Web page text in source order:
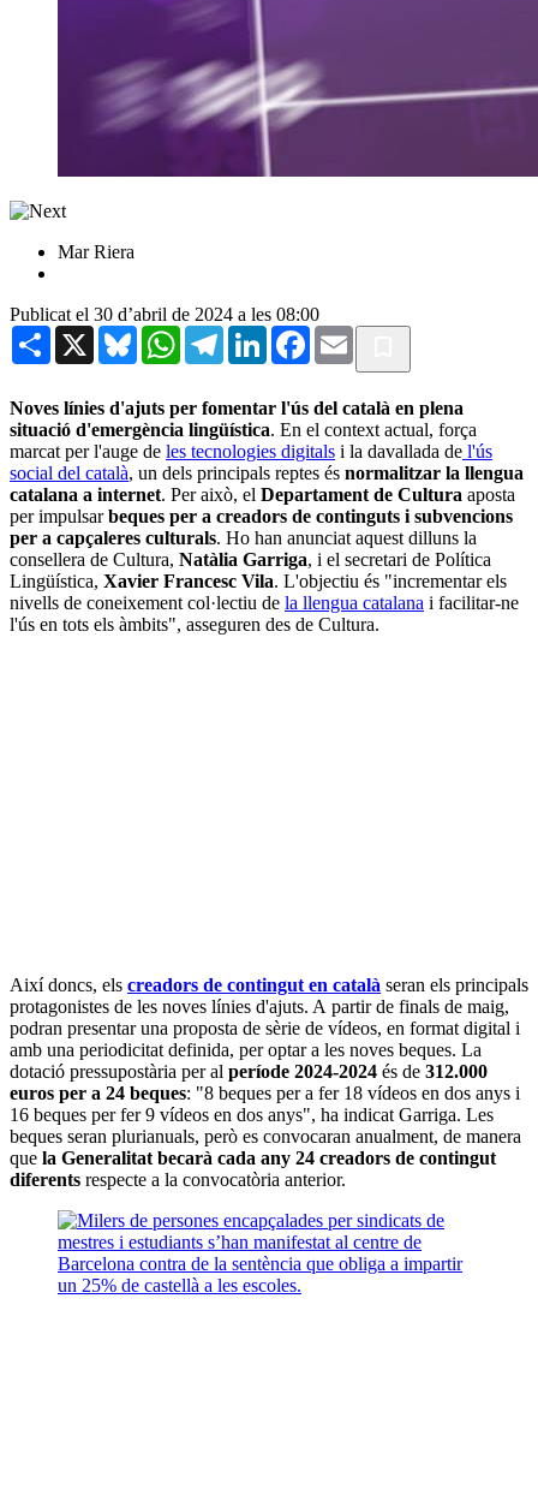
Mar Riera
Publicat el 30 d’abril de 2024 a les 08:00
Share X BlueskyWhatsAppTelegramLinkedInFacebook
Email
Noves línies d'ajuts per fomentar l'ús del català en plena
situació d'emergència lingüística. En el context actual, força
marcat per l'auge de les tecnologies digitals i la davallada de l'ús
social del català, un dels principals reptes és normalitzar la llengua
catalana a internet. Per això, el Departament de Cultura aposta
per impulsarbeques per a creadors de continguts i subvencions
per a capçaleres culturals. Ho han anunciat aquest dilluns la
consellera de Cultura, Natàlia Garriga, i el secretari de Política
Lingüística, Xavier Francesc Vila. L'objectiu és "incrementar els
nivells de coneixement col·lectiu de la llengua catalana i facilitar-ne
l'ús en tots els àmbits", asseguren des de Cultura.
Així doncs, els creadors de contingut en català seran els principals
protagonistes de les noves línies d'ajuts. A partir de finals de maig,
podran presentar una proposta de sèrie de vídeos, en format digital i
amb una periodicitat definida, per optar a les noves beques. La
dotació pressupostària per al període 2024-2024 és de 312.000
euros per a 24 beques: "8 beques per a fer 18 vídeos en dos anys i
16 beques per fer 9 vídeos en dos anys", ha indicat Garriga. Les
beques seran plurianuals, però es convocaran anualment, de manera
que la Generalitat becarà cada any 24 creadors de contingut
diferents respecte a la convocatòria anterior.